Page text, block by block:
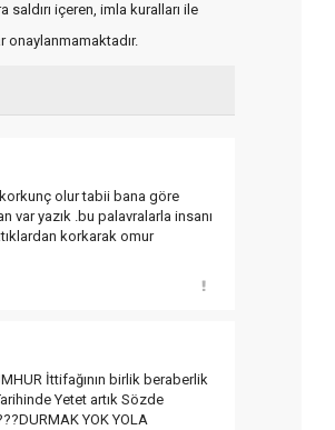
içeren, imla kuralları ile
onaylanmamaktadır.
korkunç olur tabii bana göre
var yazık .bu palavralarla insanı
korkarak omur
İttifağının birlik beraberlik
Yetet artık Sözde
YOK YOLA